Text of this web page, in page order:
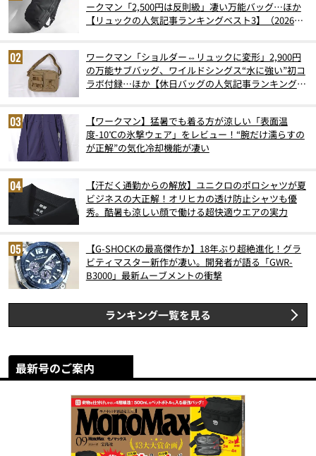
ークマン「2,500円は反則級」凄い万能バッグ…ほか
【リュックの人気記事ランキングベスト3】（2026年
ワークマン「ショルダー⇔リュックに変形」2,900円
の万能サブバッグ、ワイルドシングス“水に強い”初コ
ラボ付録…ほか【休日バッグの人気記事ランキングベ
【ワークマン】猛暑でも着る方が涼しい「表面温
度-10℃の氷撃ウェア」をレビュー！“腕だけ濡らすの
が正解”の気化冷却機能が凄い
【汗だく通勤からの解放】ユニクロのポロシャツが夏
ビジネスの大正解！オリヒカの透け防止シャツも優
秀。酷暑も涼しい顔で働ける超快適ウエアの実力
【G-SHOCKの最高傑作か】18年ぶり超絶進化！グラ
ビティマスター新作が凄い。開発者が語る「GWR-
B3000」最新ムーブメントの衝撃
ランキング一覧を見る
最新号のご案内